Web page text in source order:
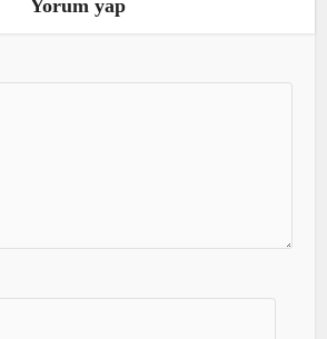
Yorum yap